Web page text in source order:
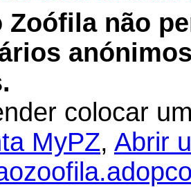
Zoófila não
colocar
MyPZ, Abrir